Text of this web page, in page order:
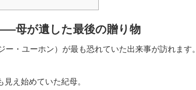
母が遺した最後の贈り物
・ユーホン）が最も恐れていた出来事が訪れます。
え始めていた紀母。